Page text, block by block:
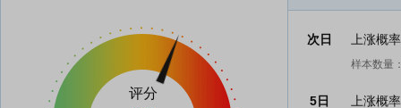
评分
次日 上涨概
样本数量
5日 上涨概